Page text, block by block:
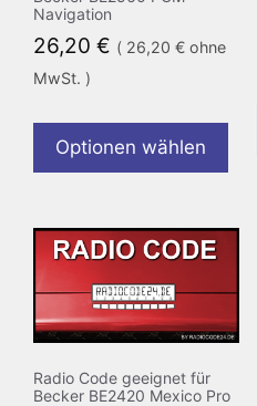
Navigation
26,20 € ( 26,20 € ohne
MwSt. )
Optionen wählen
Radio Code geeignet für
Becker BE2420 Mexico Pro